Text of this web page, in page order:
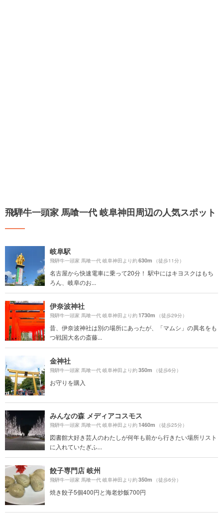
飛騨牛一頭家 馬喰一代 岐阜神田周辺の人気スポット
岐阜駅
飛騨牛一頭家 馬喰一代 岐阜神田より約630m （徒歩11分）
名古屋から快速電車に乗って20分！ 駅中にはキヨスクはもち
ろん、岐阜のお...
伊奈波神社
飛騨牛一頭家 馬喰一代 岐阜神田より約1730m （徒歩29分）
昔、伊奈波神社は別の場所にあったが、「マムシ」の異名をも
つ戦国大名の斎藤...
金神社
飛騨牛一頭家 馬喰一代 岐阜神田より約350m （徒歩6分）
お守りを購入
みんなの森 メディアコスモス
飛騨牛一頭家 馬喰一代 岐阜神田より約1460m （徒歩25分）
図書館大好き芸人のわたしが何年も前から行きたい場所リスト
に入れていたぎふ...
餃子専門店 岐州
飛騨牛一頭家 馬喰一代 岐阜神田より約350m （徒歩6分）
焼き餃子5個400円と海老炒飯700円